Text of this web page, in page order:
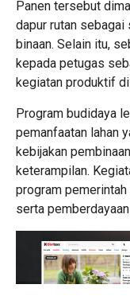
Panen tersebut
dapur rutan sebagai
binaan. Selain itu,
kepada petugas
kegiatan produktif di
Program budidaya
pemanfaatan lahan
kebijakan
keterampilan.
program
serta